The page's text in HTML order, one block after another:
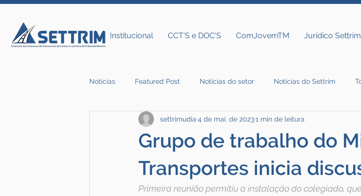
Institucional CCT'S e DOC'S ComJovemTM Jurídico Settrim
Notícias Featured Post Notícias do setor Notícias do Settrim
Notícias do Settrim
Grupo de trabalho do
Transportes inicia
settrimudia 4 de mai. de 20231 min de leitura
Primeira reunião permitiu a instalação do colegiado,